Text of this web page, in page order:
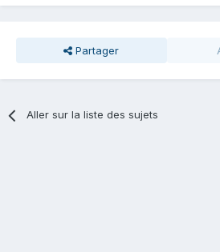
Partager
Aller sur la liste des sujets